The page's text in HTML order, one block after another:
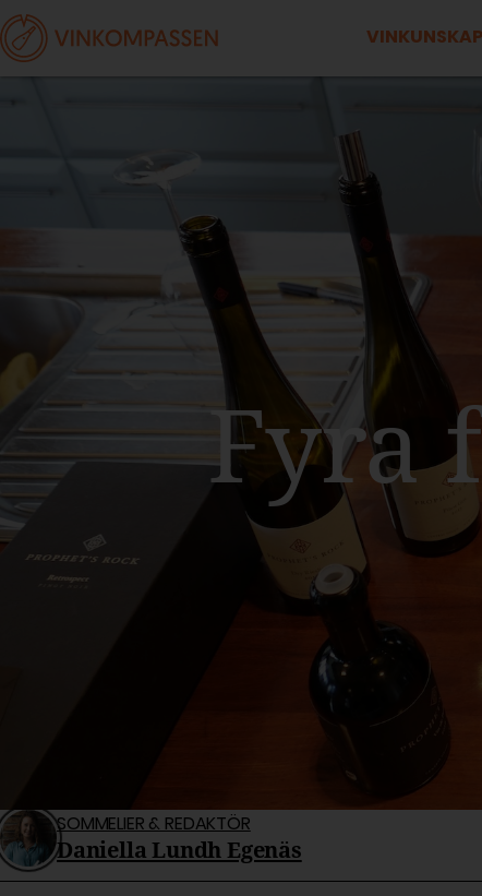
VINKUNSKAP
Fyra
SOMMELIER & REDAKTÖR
Daniella Lundh Egenäs